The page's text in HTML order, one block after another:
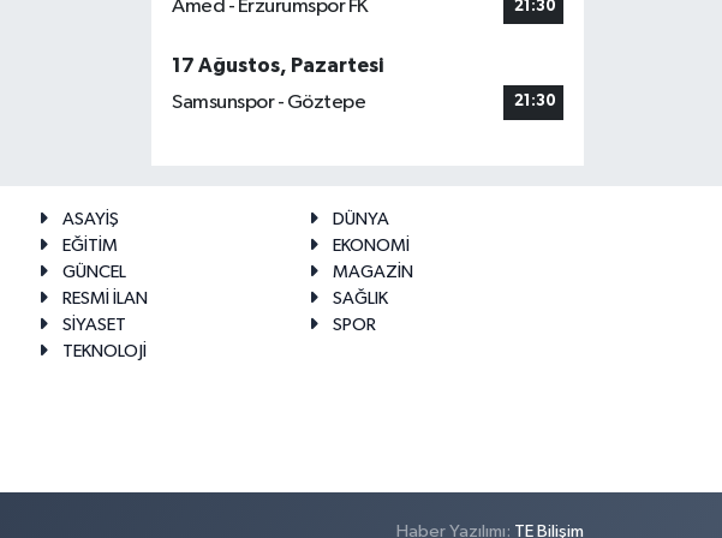
Amed - Erzurumspor FK 21:30
17 Ağustos, Pazartesi
Samsunspor - Göztepe
21:30
ASAYİŞ
DÜNYA
EĞİTİM
EKONOMİ
GÜNCEL
MAGAZİN
RESMİ İLAN
SAĞLIK
SİYASET
SPOR
TEKNOLOJİ
Haber Yazılımı: TE Bilişim